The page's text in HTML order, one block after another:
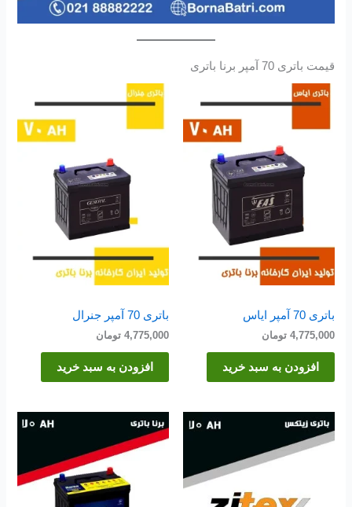
قیمت باتری 70 آمپر برنا باتری
باتری 70 آمپر ایاس
4,775,000 تومان
افزودن به سبد خرید
باتری 70 آمپر جنرال
4,775,000 تومان
افزودن به سبد خرید